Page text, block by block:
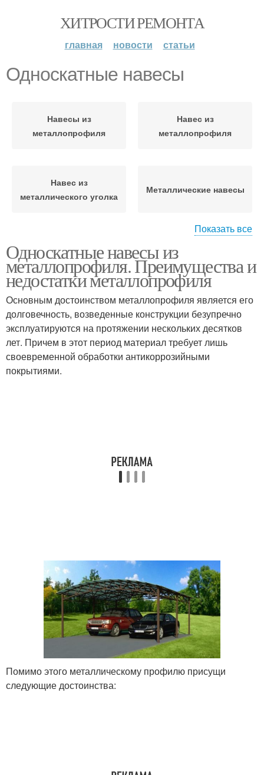
ХИТРОСТИ РЕМОНТА
главная новости статьи
Односкатные навесы
Навесы из
металлопрофиля
Навес из
металлопрофиля
Навес из
металлического уголка
Металлические навесы
Навес из металла Односкатный навес
Навес из профнастила Навес к дому
Деревянные навесы Навес из дерева
Двускатный навес Стоящий навес
Показать все
Односкатные навесы из
металлопрофиля. Преимущества и
недостатки металлопрофиля
Основным достоинством металлопрофиля является его
долговечность, возведенные конструкции безупречно
эксплуатируются на протяжении нескольких десятков
лет. Причем в этот период материал требует лишь
своевременной обработки антикоррозийными
покрытиями.
Помимо этого металлическому профилю присущи
следующие достоинства: